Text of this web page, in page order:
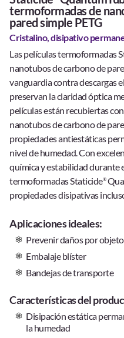
termoformadas de
pared simple PETG
Cristalino, disipativo
Las películas termoformadas
nanotubos de carbono de
vanguardia contra descargas
preservan la claridad óptica
películas están recubiertas
nanotubos de carbono de
propiedades antiestáticas
nivel de humedad. Con
química y estabilidad durante
termoformadas Staticide®
propiedades disipativas
Aplicaciones ideales:
Prevenir daños por
Embalaje blíster
Bandejas de transporte
Características del
Disipación estática
la humedad